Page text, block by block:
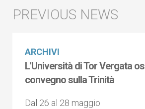
ARCHIVI
L'Università di Tor Vergata
convegno sulla Trinità
Dal 26 al 28 maggio